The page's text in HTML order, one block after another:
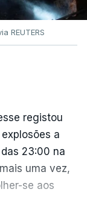
REUTERS
registou
a
23:00 na
uma vez,
se aos